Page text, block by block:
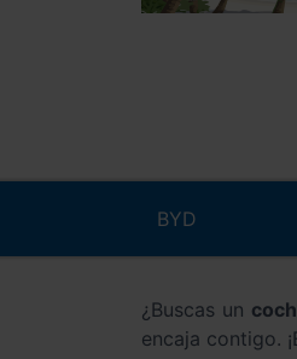
¿Buscas un
encaja contigo.